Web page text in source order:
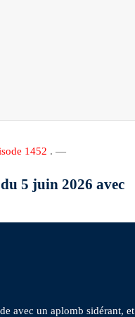
1452 . —
5 juin 2026 avec
avec un aplomb sidérant, et